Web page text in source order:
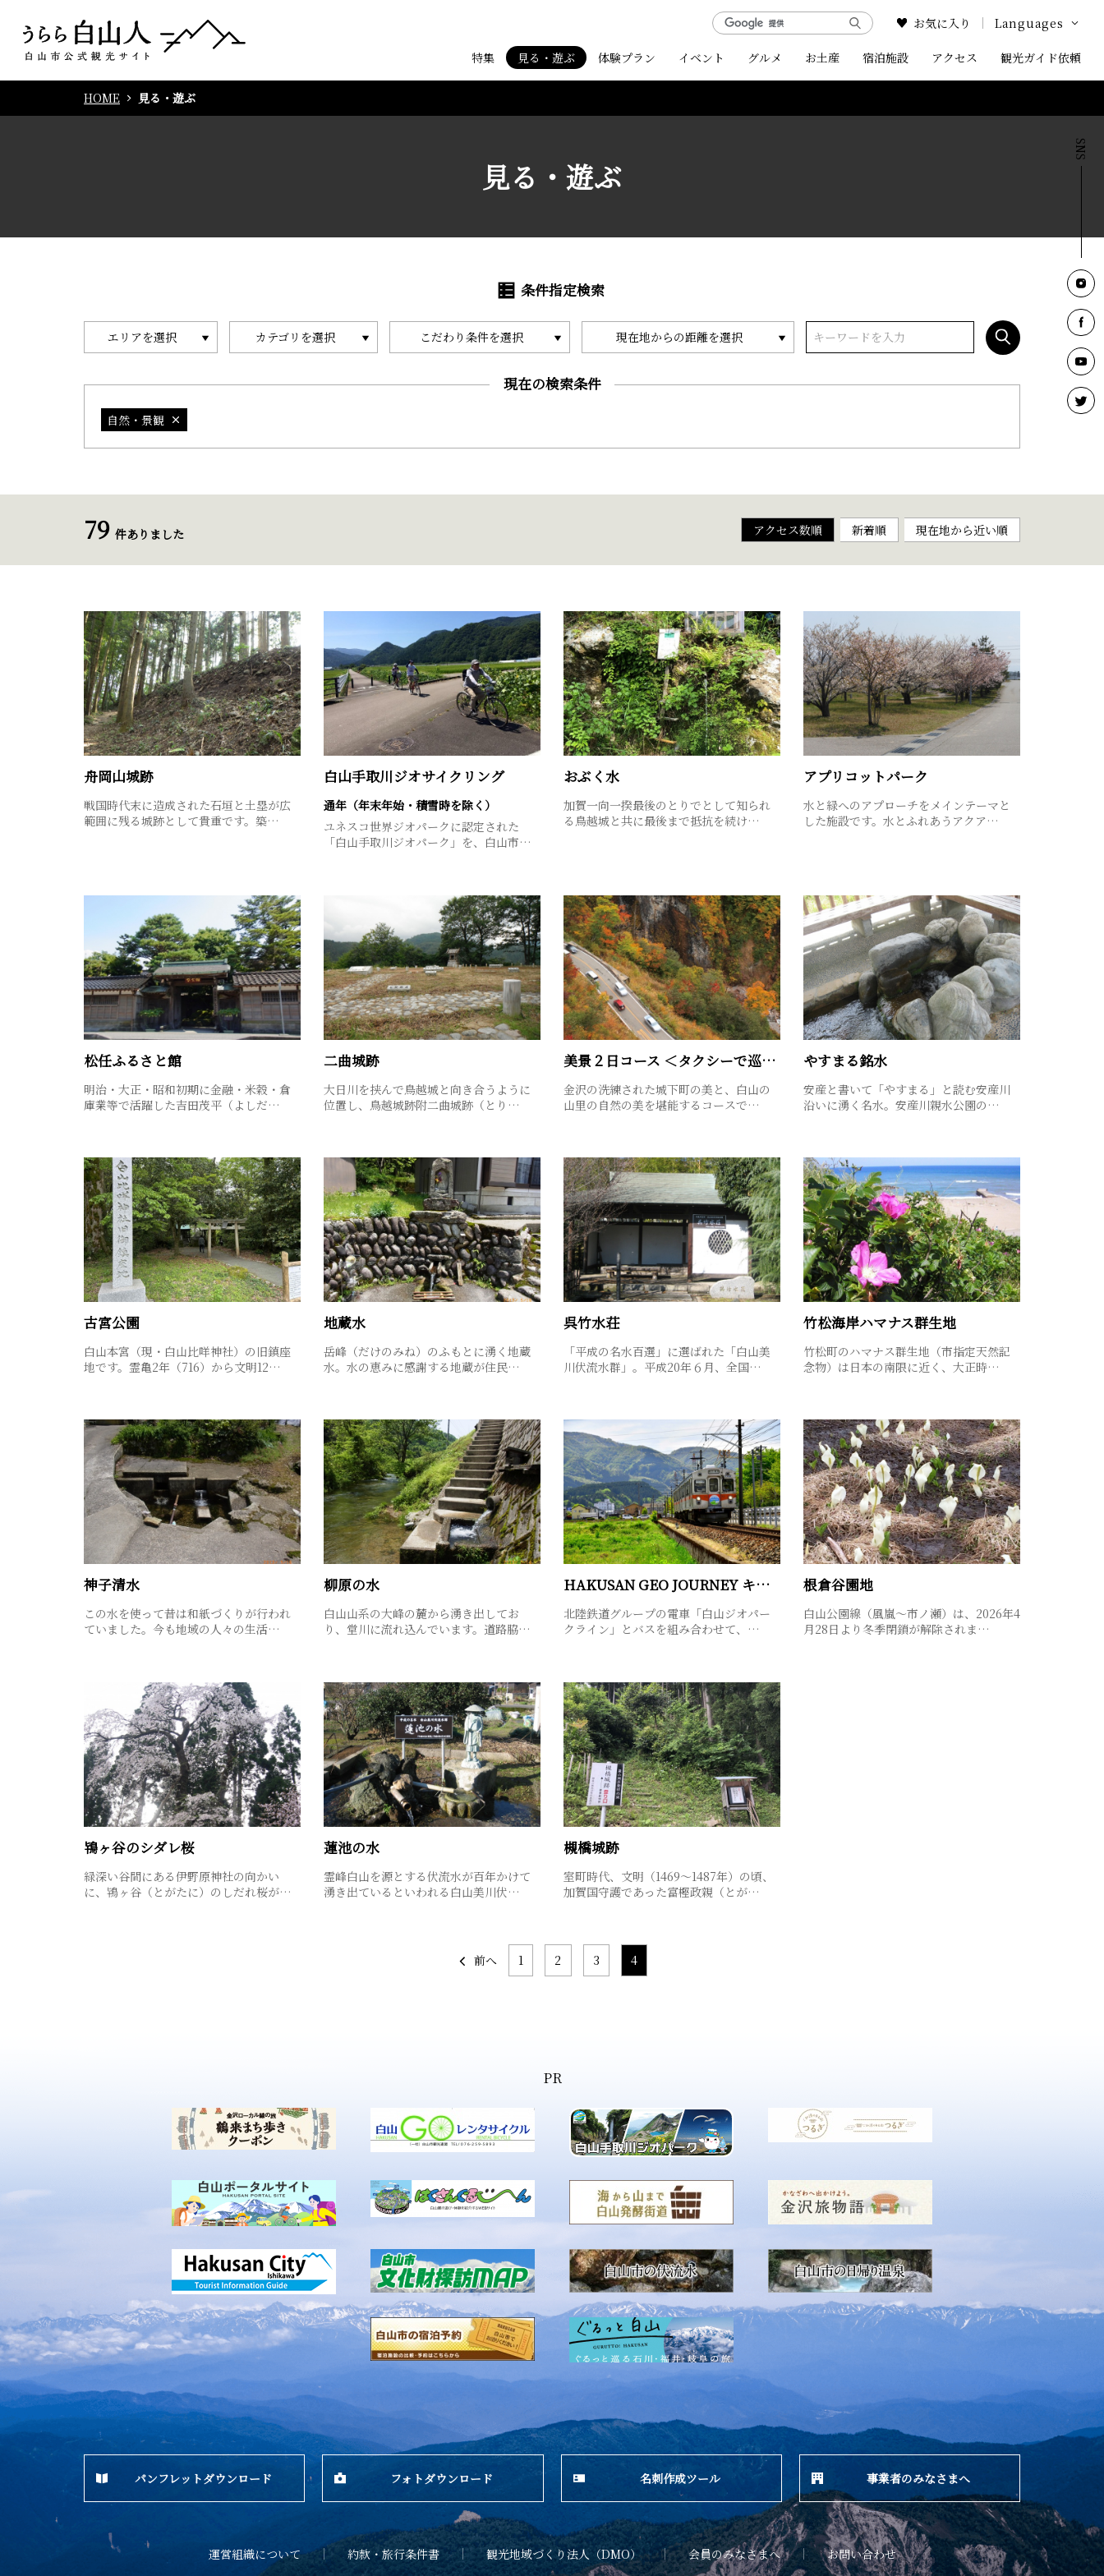
特集 見る・遊ぶ 体験プラン イベント グルメ お土産 宿泊施設 アクセス 観光ガイド依頼
お気に入り Languages
Google Translate
HOME 見る・遊ぶ
見る・遊ぶ
条件指定検索
エリアを選択 カテゴリを選択 こだわり条件を選択 現在地からの距離を選択
現在の検索条件
自然・景観
79 件ありました アクセス数順 新着順 現在地から近い順
舟岡山城跡
戦国時代末に造成された石垣と土塁が広
範囲に残る城跡として貴重です。築…
白山手取川ジオサイクリング
通年（年末年始・積雪時を除く）
ユネスコ世界ジオパークに認定された
「白山手取川ジオパーク」を、白山市…
おぶく水
加賀一向一揆最後のとりでとして知られ
る鳥越城と共に最後まで抵抗を続け…
アプリコットパーク
水と緑へのアプローチをメインテーマと
した施設です。水とふれあうアクア…
松任ふるさと館
明治・大正・昭和初期に金融・米穀・倉
庫業等で活躍した吉田茂平（よしだ…
二曲城跡
大日川を挟んで鳥越城と向き合うように
位置し、鳥越城跡附二曲城跡（とり…
美景２日コース ＜タクシーで巡る 金沢・白山＞
金沢の洗練された城下町の美と、白山の
山里の自然の美を堪能するコースで…
やすまる銘水
安産と書いて「やすまる」と読む安産川
沿いに湧く名水。安産川親水公園の…
古宮公園
白山本宮（現・白山比咩神社）の旧鎮座
地です。霊亀2年（716）から文明12…
地蔵水
岳峰（だけのみね）のふもとに湧く地蔵
水。水の恵みに感謝する地蔵が住民…
呉竹水荘
「平成の名水百選」に選ばれた「白山美
川伏流水群」。平成20年６月、全国…
竹松海岸ハマナス群生地
竹松町のハマナス群生地（市指定天然記
念物）は日本の南限に近く、大正時…
神子清水
この水を使って昔は和紙づくりが行われ
ていました。今も地域の人々の生活…
柳原の水
白山山系の大峰の麓から湧き出してお
り、堂川に流れ込んでいます。道路脇…
HAKUSAN GEO JOURNEY キャンペーン
北陸鉄道グループの電車「白山ジオパー
クライン」とバスを組み合わせて、…
根倉谷園地
白山公園線（風嵐～市ノ瀬）は、2026年4
月28日より冬季閉鎖が解除されま…
鴇ヶ谷のシダレ桜
緑深い谷間にある伊野原神社の向かい
に、鴇ヶ谷（とがたに）のしだれ桜が…
蓮池の水
霊峰白山を源とする伏流水が百年かけて
湧き出ているといわれる白山美川伏…
槻橋城跡
室町時代、文明（1469～1487年）の頃、
加賀国守護であった富樫政親（とが…
前へ 1 2 3 4
パンフレットダウンロード フォトダウンロード 名刺作成ツール 事業者のみなさまへ
運営組織について 約款・旅行条件書 観光地域づくり法人（DMO） 会員のみなさまへ お問い合わせ